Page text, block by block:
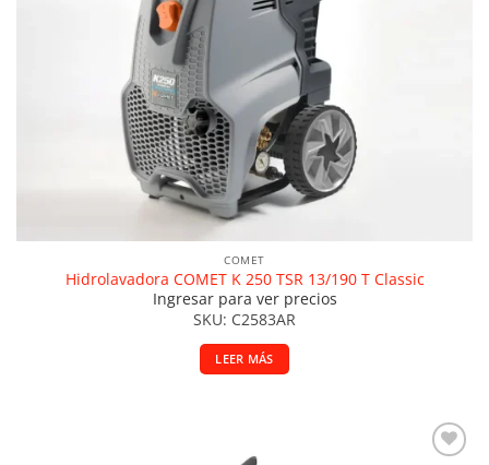
COMET
Hidrolavadora COMET K 250 TSR 13/190 T Classic
Ingresar para ver precios
SKU: C2583AR
LEER MÁS